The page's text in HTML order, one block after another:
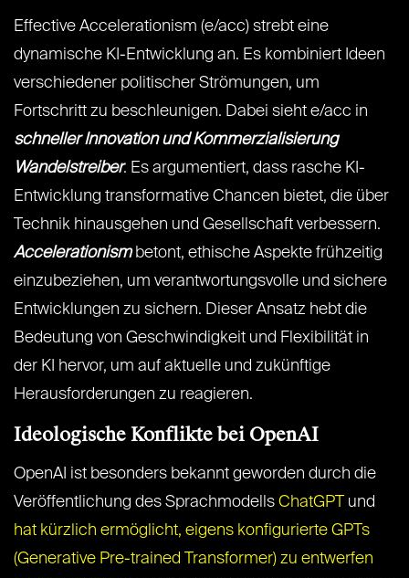
Effective Accelerationism (e/acc) strebt eine
dynamische KI-Entwicklung an. Es kombiniert Ideen
verschiedener politischer Strömungen, um
Fortschritt zu beschleunigen. Dabei sieht e/acc in
schneller Innovation und Kommerzialisierung
Wandelstreiber. Es argumentiert, dass rasche KI-
Entwicklung transformative Chancen bietet, die über
Technik hinausgehen und Gesellschaft verbessern.
Accelerationism betont, ethische Aspekte frühzeitig
einzubeziehen, um verantwortungsvolle und sichere
Entwicklungen zu sichern. Dieser Ansatz hebt die
Bedeutung von Geschwindigkeit und Flexibilität in
der KI hervor, um auf aktuelle und zukünftige
Herausforderungen zu reagieren.
Ideologische Konflikte bei OpenAI
OpenAI ist besonders bekannt geworden durch die
Veröffentlichung des Sprachmodells ChatGPT
und
hat kürzlich ermöglicht, eigens konfigurierte GPTs
(Generative Pre-trained Transformer) zu entwerfen